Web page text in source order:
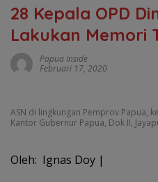
28 Kepala OPD
Lakukan Memori
Papua Inside
Februari 17, 2020
ASN di lingkungan Pemprov Papua,
Kantor Gubernur Papua, Dok II,
Oleh: Ignas Doy |